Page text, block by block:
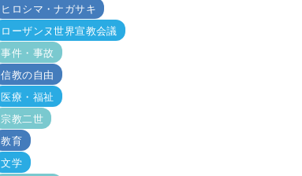
ヒロシマ・ナガサキ
ローザンヌ世界宣教会議
事件・事故
信教の自由
医療・福祉
宗教二世
教育
文学